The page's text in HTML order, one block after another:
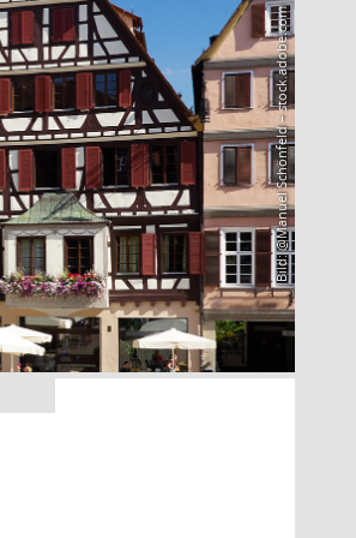
Bild: @Manuel Schönfeld – stock.adobe.com